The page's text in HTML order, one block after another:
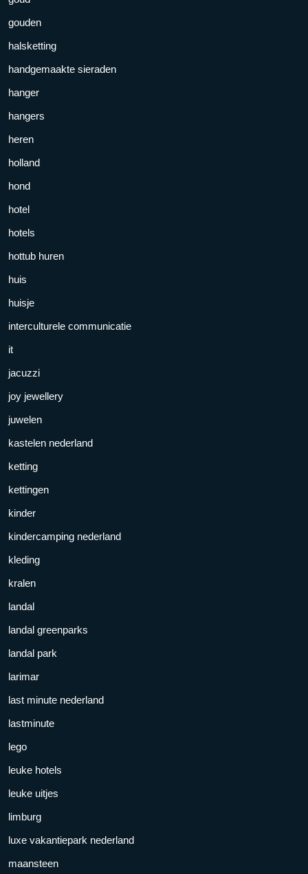
gouden
halsketting
handgemaakte sieraden
hanger
hangers
heren
holland
hond
hotel
hotels
hottub huren
huis
huisje
interculturele communicatie
it
jacuzzi
joy jewellery
juwelen
kastelen nederland
ketting
kettingen
kinder
kindercamping nederland
kleding
kralen
landal
landal greenparks
landal park
larimar
last minute nederland
lastminute
lego
leuke hotels
leuke uitjes
limburg
luxe vakantiepark nederland
maansteen